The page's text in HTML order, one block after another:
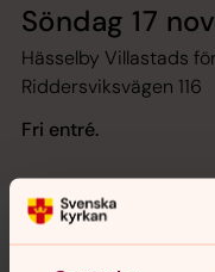
Söndag 17
Hässelby Villastads
Riddersviksvägen 116
Fri entré.